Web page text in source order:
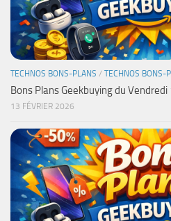
TECHNOS BONS-PLANS / TECHNOS BONS-
Bons Plans Geekbuying du
13 FÉVRIER 2026